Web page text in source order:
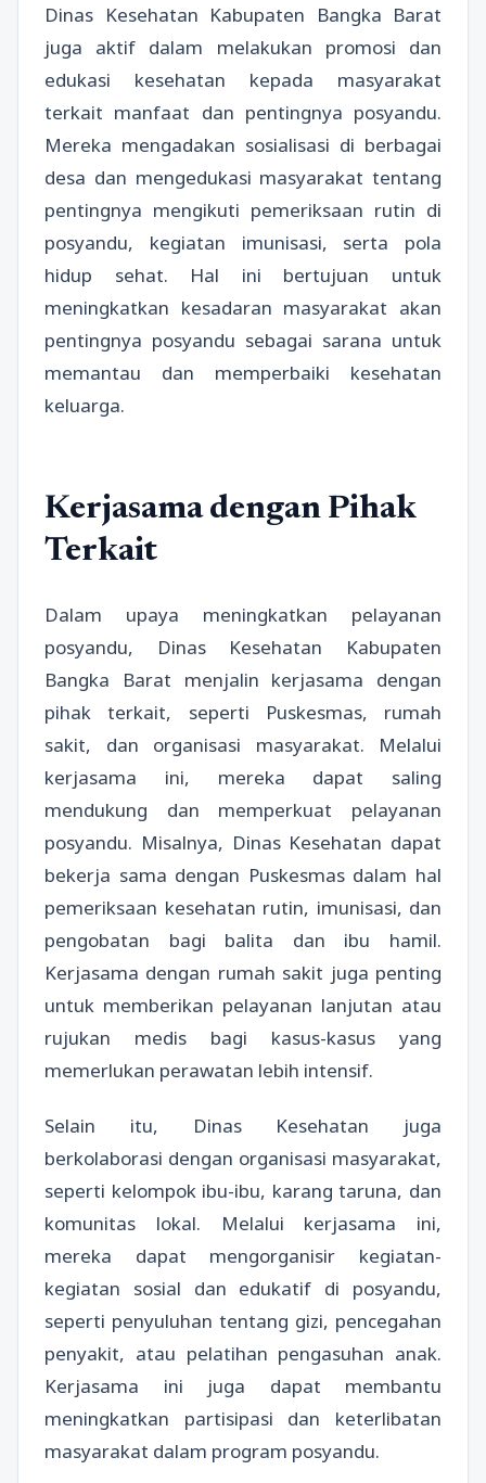
Dinas Kesehatan Kabupaten Bangka Barat
juga aktif dalam melakukan promosi dan
edukasi kesehatan kepada masyarakat
terkait manfaat dan pentingnya posyandu.
Mereka mengadakan sosialisasi di berbagai
desa dan mengedukasi masyarakat tentang
pentingnya mengikuti pemeriksaan rutin di
posyandu, kegiatan imunisasi, serta pola
hidup sehat. Hal ini bertujuan untuk
meningkatkan kesadaran masyarakat akan
pentingnya posyandu sebagai sarana untuk
memantau dan memperbaiki kesehatan
keluarga.
Kerjasama dengan Pihak
Terkait
Dalam upaya meningkatkan pelayanan
posyandu, Dinas Kesehatan Kabupaten
Bangka Barat menjalin kerjasama dengan
pihak terkait, seperti Puskesmas, rumah
sakit, dan organisasi masyarakat. Melalui
kerjasama ini, mereka dapat saling
mendukung dan memperkuat pelayanan
posyandu. Misalnya, Dinas Kesehatan dapat
bekerja sama dengan Puskesmas dalam hal
pemeriksaan kesehatan rutin, imunisasi, dan
pengobatan bagi balita dan ibu hamil.
Kerjasama dengan rumah sakit juga penting
untuk memberikan pelayanan lanjutan atau
rujukan medis bagi kasus-kasus yang
memerlukan perawatan lebih intensif.
Selain itu, Dinas Kesehatan juga
berkolaborasi dengan organisasi masyarakat,
seperti kelompok ibu-ibu, karang taruna, dan
komunitas lokal. Melalui kerjasama ini,
mereka dapat mengorganisir kegiatan-
kegiatan sosial dan edukatif di posyandu,
seperti penyuluhan tentang gizi, pencegahan
penyakit, atau pelatihan pengasuhan anak.
Kerjasama ini juga dapat membantu
meningkatkan partisipasi dan keterlibatan
masyarakat dalam program posyandu.